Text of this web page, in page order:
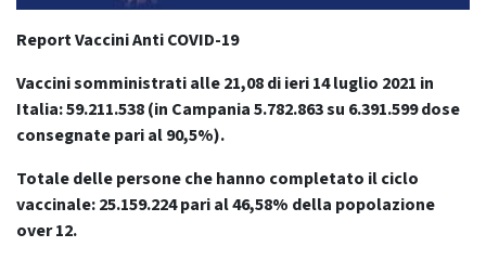
Report Vaccini Anti COVID-19
Vaccini somministrati alle 21,08 di ieri 14 luglio 2021 in
Italia: 59.211.538(in Campania 5.782.863 su 6.391.599 dose
consegnate pari al 90,5%).
Totale delle persone che hanno completato il ciclo
vaccinale: 25.159.224 pari al 46,58% della popolazione
over 12.